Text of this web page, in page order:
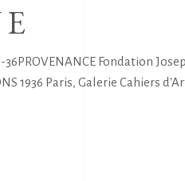
36PROVENANCE Fondation
1936 Paris, Galerie Cahiers